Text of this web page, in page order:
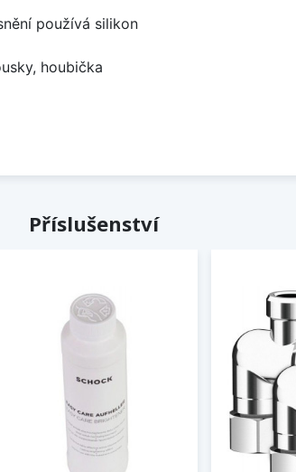
používá silikon
houbička
Příslušenství